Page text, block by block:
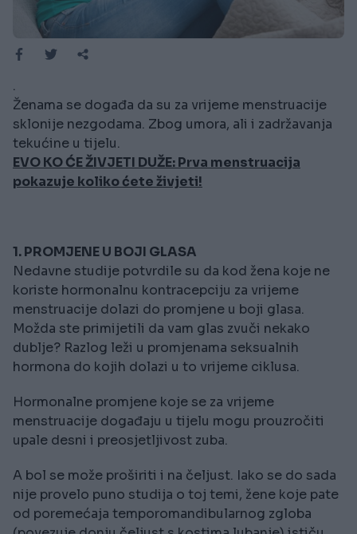
.
Ženama se događa da su za vrijeme menstruacije
sklonije nezgodama. Zbog umora, ali i zadržavanja
tekućine u tijelu.
EVO KO ĆE ŽIVJETI DUŽE: Prva menstruacija
pokazuje koliko ćete živjeti!
1. PROMJENE U BOJI GLASA
Nedavne studije potvrdile su da kod žena koje ne
koriste hormonalnu kontracepciju za vrijeme
menstruacije dolazi do promjene u boji glasa.
Možda ste primijetili da vam glas zvuči nekako
dublje? Razlog leži u promjenama seksualnih
hormona do kojih dolazi u to vrijeme ciklusa.
Hormonalne promjene koje se za vrijeme
menstruacije događaju u tijelu mogu prouzročiti
upale desni i preosjetljivost zuba.
A bol se može proširiti i na čeljust. Iako se do sada
nije provelo puno studija o toj temi, žene koje pate
od poremećaja temporomandibularnog zgloba